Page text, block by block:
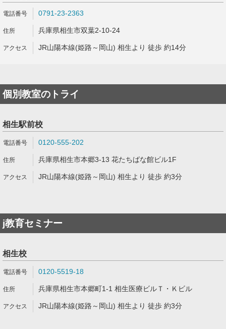
0791-23-2363
兵庫県相生市双葉2-10-24
JR山陽本線(姫路～岡山) 相生より 徒歩 約14分
個別教室のトライ
相生駅前校
0120-555-202
兵庫県相生市本郷3-13 花たちばな館ビル1F
JR山陽本線(姫路～岡山) 相生より 徒歩 約3分
j教育セミナー
相生校
0120-5519-18
兵庫県相生市本郷町1-1 相生医療ビルＴ・Ｋビル
JR山陽本線(姫路～岡山) 相生より 徒歩 約3分